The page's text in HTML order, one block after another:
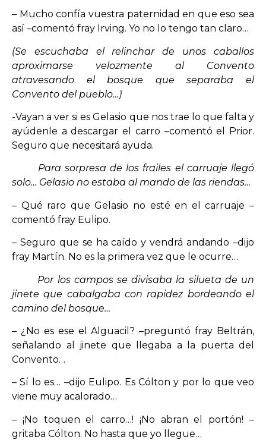
– Mucho confía vuestra paternidad en que eso sea
así –comentó fray Irving. Yo no lo tengo tan claro…
(Se escuchaba el relinchar de unos caballos
aproximarse velozmente al Convento
atravesando el bosque que separaba el
Convento del pueblo…)
-Vayan a ver si es Gelasio que nos trae lo que falta y
ayúdenle a descargar el carro –comentó el Prior.
Seguro que necesitará ayuda.
Para sorpresa de los frailes el carruaje llegó
solo… Gelasio no estaba al mando de las riendas…
– Qué raro que Gelasio no esté en el carruaje –
comentó fray Eulipo.
– Seguro que se ha caído y vendrá andando –dijo
fray Martín. No es la primera vez que le ocurre…
Por los campos se divisaba la silueta de un
jinete que cabalgaba con rapidez bordeando el
camino del bosque…
– ¿No es ese el Alguacil? –preguntó fray Beltrán,
señalando al jinete que llegaba a la puerta del
Convento…
– Sí lo es… –dijo Eulipo. Es Cólton y por lo que veo
viene muy acalorado…
– ¡No toquen el carro…! ¡No abran el portón! –
gritaba Cólton. No hasta que yo llegue…